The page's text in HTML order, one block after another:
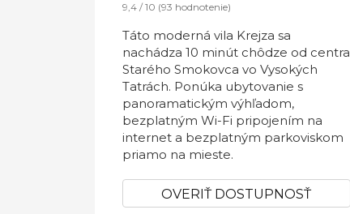
9,4 / 10 (93 hodnotenie)
Táto moderná vila Krejza sa
nachádza 10 minút chôdze od centra
Starého Smokovca vo Vysokých
Tatrách. Ponúka ubytovanie s
panoramatickým výhľadom,
bezplatným Wi-Fi pripojením na
internet a bezplatným parkoviskom
priamo na mieste.
OVERIŤ DOSTUPNOSŤ